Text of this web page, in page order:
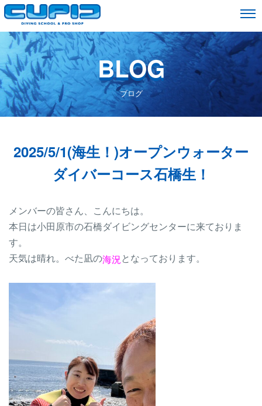
BLOG
ブログ
2025/5/1(海生！)オープンウォーター
ダイバーコース石橋生！
メンバーの皆さん、こんにちは。
本日は小田原市の石橋ダイビングセンターに来ておりま
す。
天気は晴れ。べた凪の海況となっております。